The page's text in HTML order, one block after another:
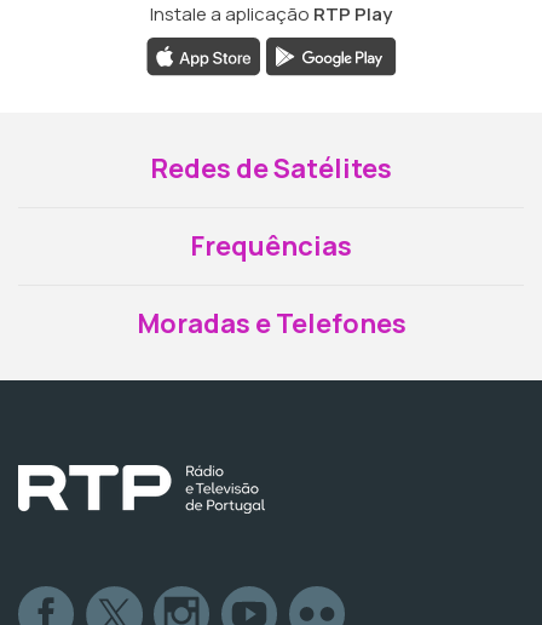
Instale a aplicação RTP Play
Redes de Satélites
Frequências
Moradas e Telefones